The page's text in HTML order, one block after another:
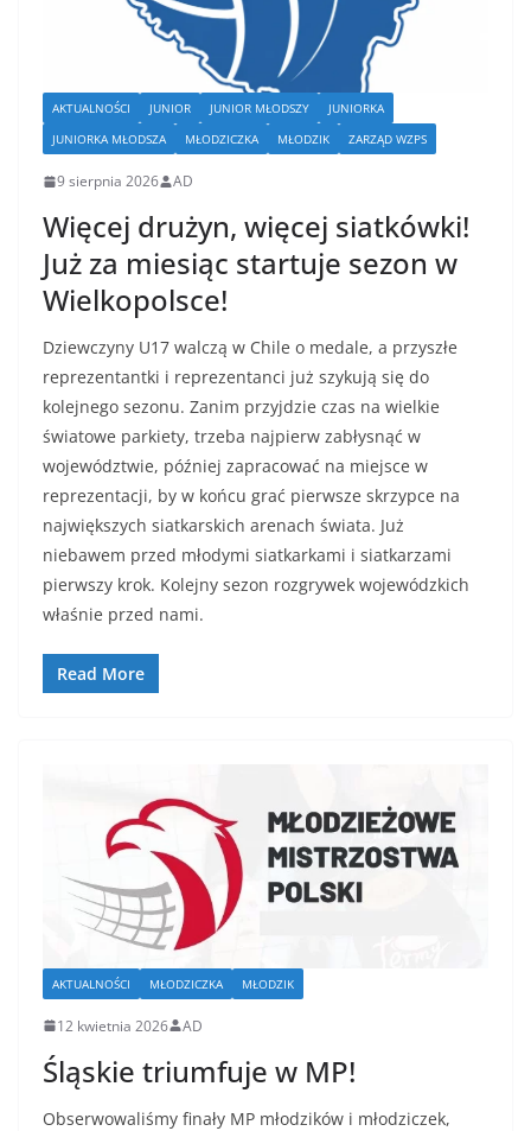
AKTUALNOŚCI JUNIOR JUNIOR MŁODSZY
JUNIORKA
JUNIORKA MŁODSZA
MŁODZICZKA MŁODZIK ZARZĄD WZPS
9 sierpnia 2026 AD
Więcej drużyn, więcej siatkówki!
Już za miesiąc startuje sezon w
Wielkopolsce!
Dziewczyny U17 walczą w Chile o medale, a przyszłe
reprezentantki i reprezentanci już szykują się do
kolejnego sezonu. Zanim przyjdzie czas na wielkie
światowe parkiety, trzeba najpierw zabłysnąć w
województwie, później zapracować na miejsce w
reprezentacji, by w końcu grać pierwsze skrzypce na
największych siatkarskich arenach świata. Już
niebawem przed młodymi siatkarkami i siatkarzami
pierwszy krok. Kolejny sezon rozgrywek wojewódzkich
właśnie przed nami.
Read More
AKTUALNOŚCI MŁODZICZKA MŁODZIK
12 kwietnia 2026 AD
Śląskie triumfuje w MP!
Obserwowaliśmy finały MP młodzików i młodziczek,